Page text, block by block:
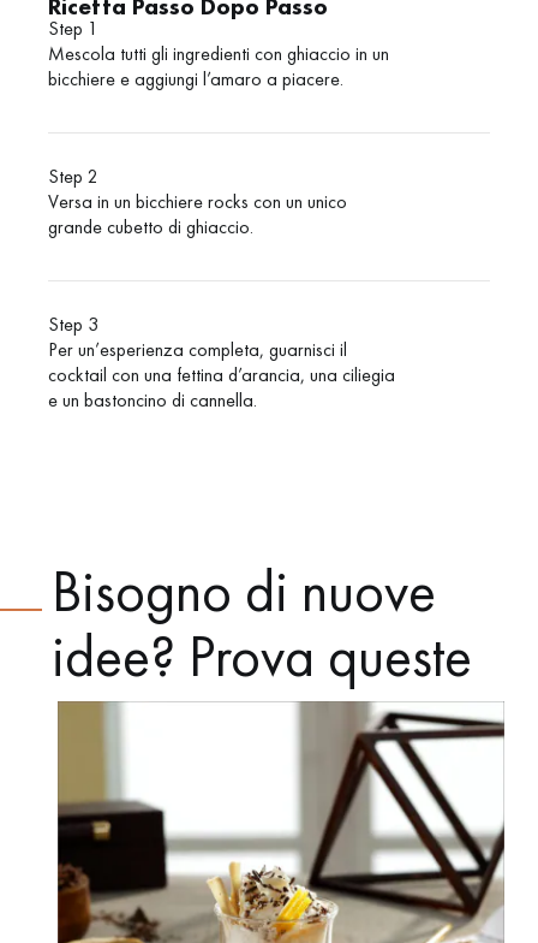
Step 1
Mescola tutti gli ingredienti con ghiaccio in un
bicchiere e aggiungi l’amaro a piacere.
Step 2
Versa in un bicchiere rocks con un unico
grande cubetto di ghiaccio.
Step 3
Per un’esperienza completa, guarnisci il
cocktail con una fettina d’arancia, una ciliegia
e un bastoncino di cannella.
Bisogno di nuove
idee? Prova queste